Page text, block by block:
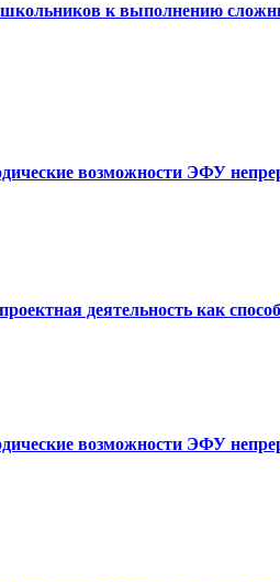
к выполнению
возможности ЭФУ
деятельность как
возможности ЭФУ